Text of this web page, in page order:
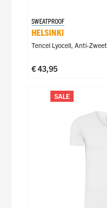
SWEATPROOF
HELSINKI
Tencel Lyocell, Anti-Zweet
€ 43,95
SALE